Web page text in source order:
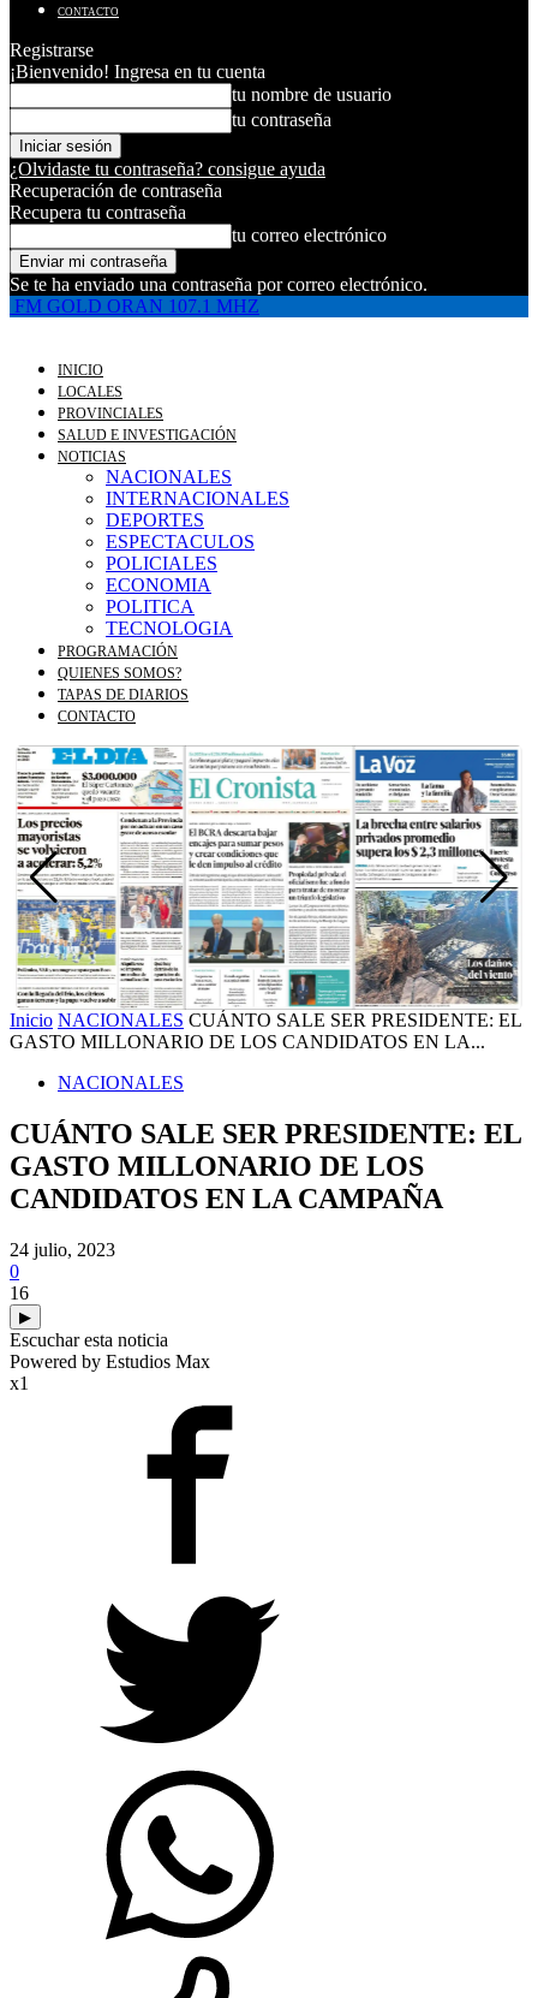
CONTACTO
Registrarse
¡Bienvenido! Ingresa en tu cuenta
tu nombre de usuario
tu contraseña
¿Olvidaste tu contraseña? consigue ayuda
Recuperación de contraseña
Recupera tu contraseña
tu correo electrónico
Se te ha enviado una contraseña por correo electrónico.
FM GOLD ORAN 107.1 MHZ
INICIO
LOCALES
PROVINCIALES
SALUD E INVESTIGACIÓN
NOTICIAS
NACIONALES
INTERNACIONALES
DEPORTES
ESPECTACULOS
POLICIALES
ECONOMIA
POLITICA
TECNOLOGIA
PROGRAMACIÓN
QUIENES SOMOS?
TAPAS DE DIARIOS
CONTACTO
Inicio NACIONALES CUÁNTO SALE SER PRESIDENTE: EL
GASTO MILLONARIO DE LOS CANDIDATOS EN LA...
NACIONALES
CUÁNTO SALE SER PRESIDENTE: EL
GASTO MILLONARIO DE LOS
CANDIDATOS EN LA CAMPAÑA
24 julio, 2023
0
16
▶
Escuchar esta noticia
Powered by Estudios Max
x1